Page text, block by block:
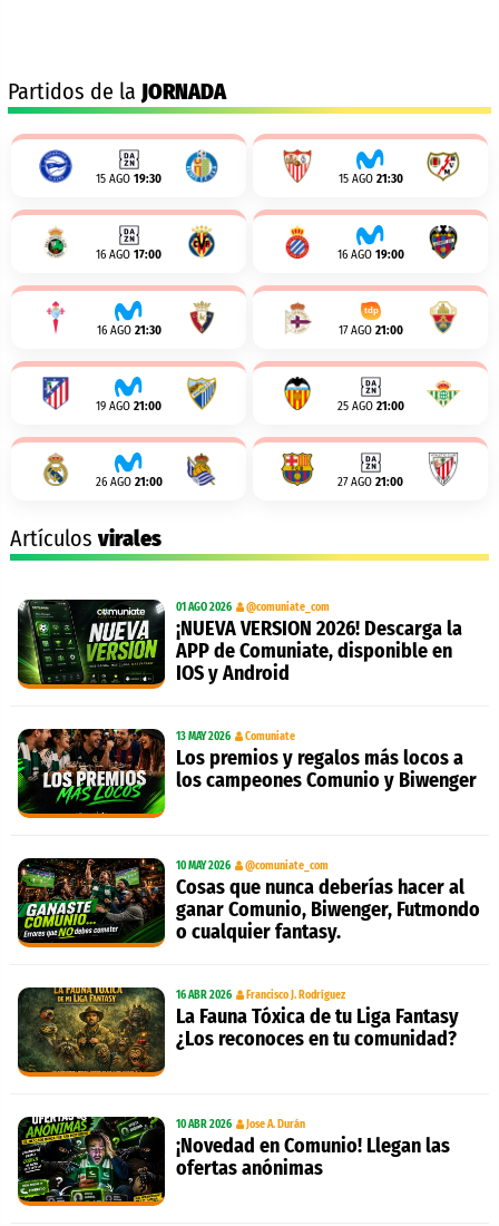
Partidos de la JORNADA
15 AGO 19:30 15 AGO 21:30
16 AGO 17:00 16 AGO 19:00
16 AGO 21:30 17 AGO 21:00
19 AGO 21:00 25 AGO 21:00
26 AGO 21:00 27 AGO 21:00
Artículosvirales
01 AGO 2026 @comuniate_com
¡NUEVA VERSION 2026! Descarga la
APP de Comuniate, disponible en
IOS y Android
13 MAY 2026 Comuniate
Los premios y regalos más locos a
los campeones Comunio y Biwenger
10 MAY 2026 @comuniate_com
Cosas que nunca deberías hacer al
ganar Comunio, Biwenger, Futmondo
o cualquier fantasy.
16 ABR 2026 Francisco J. Rodríguez
La Fauna Tóxica de tu Liga Fantasy
¿Los reconoces en tu comunidad?
10 ABR 2026 Jose A. Durán
¡Novedad en Comunio! Llegan las
ofertas anónimas